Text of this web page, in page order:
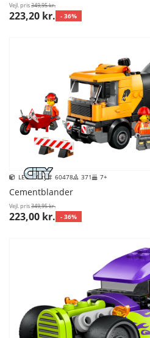
Vejl. pris349,95 kr.
223,20 kr. - 36%
LEGO City 60478 371 7+
Cementblander
Vejl. pris349,95 kr.
223,00 kr. - 36%